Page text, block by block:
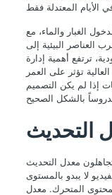
الغبار والماء، مع
العناصر البيئية إلى
ترتفع أهمية إدارة
تؤثر على العمر
إذا لم يكن التصميم
التحديث
معدل التحديث
لا يبدو بالمستوى
المتحرك. معدل